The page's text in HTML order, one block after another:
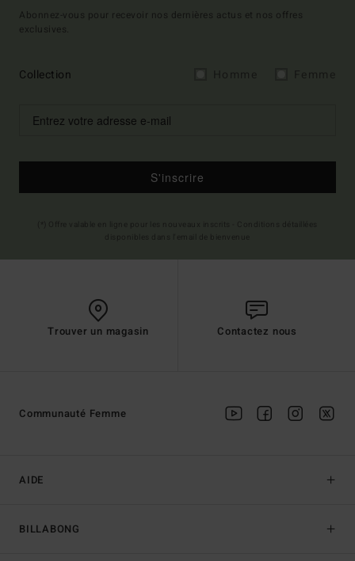
Abonnez-vous pour recevoir nos dernières actus et nos offres
exclusives.
Collection
S'inscrire
Trouver un magasin Contactez nous
AIDE
BILLABONG
Communauté Femme